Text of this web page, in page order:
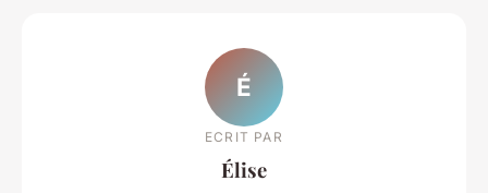
É
ECRIT PAR
Élise